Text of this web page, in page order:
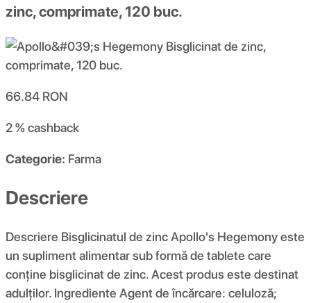
zinc, comprimate, 120 buc.
66.84 RON
2 %cashback
Categorie: Farma
Descriere
Descriere Bisglicinatul de zinc Apollo's Hegemony este
un supliment alimentar sub formă de tablete care
conține bisglicinat de zinc. Acest produs este destinat
adulților. Ingrediente Agent de încărcare: celuloză;